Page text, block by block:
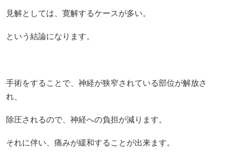
見解としては、寛解するケースが多い。
という結論になります。
手術をすることで、神経が狭窄されている部位が解放さ
れ、
除圧されるので、神経への負担が減ります。
それに伴い、痛みが緩和することが出来ます。